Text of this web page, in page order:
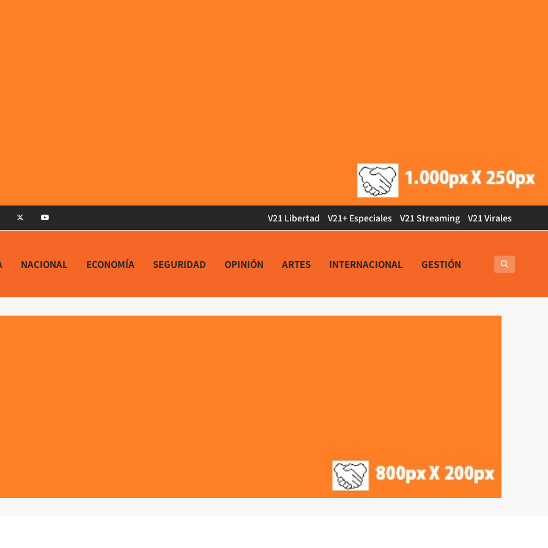
V21 Libertad V21+ Especiales V21 Streaming V21 Virales
NACIONAL ECONOMÍA SEGURIDAD OPINIÓN ARTES INTERNACIONAL GESTIÓN